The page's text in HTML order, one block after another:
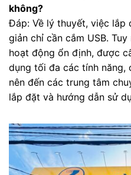
không?
Đáp: Về lý thuyết, việc lắp
giản chỉ cần cắm USB.
hoạt động ổn định, được
dụng tối đa các tính năng,
nên đến các trung tâm
lắp đặt và hướng dẫn sử